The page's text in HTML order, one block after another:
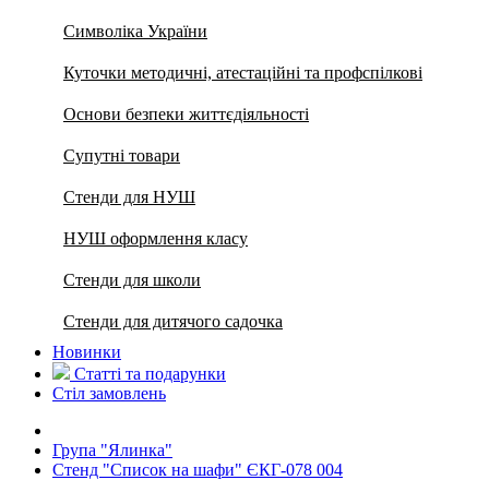
Символіка України
Куточки методичні, атестаційні та профспілкові
Основи безпеки життєдіяльності
Супутні товари
Стенди для НУШ
НУШ оформлення класу
Стенди для школи
Стенди для дитячого садочка
Новинки
Статті та подарунки
Стіл замовлень
Група "Ялинка"
Стенд "Список на шафи" ЄКГ-078 004